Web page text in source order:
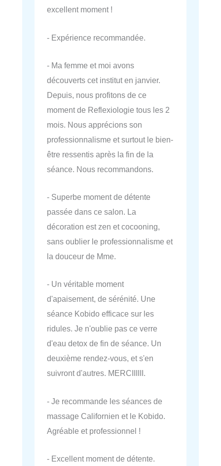
excellent moment !
- Expérience recommandée.
- Ma femme et moi avons
découverts cet institut en janvier.
Depuis, nous profitons de ce
moment de Reflexiologie tous les 2
mois. Nous apprécions son
professionnalisme et surtout le bien-
être ressentis après la fin de la
séance. Nous recommandons.
- Superbe moment de détente
passée dans ce salon. La
décoration est zen et cocooning,
sans oublier le professionnalisme et
la douceur de Mme.
- Un véritable moment
d'apaisement, de sérénité. Une
séance Kobido efficace sur les
ridules. Je n'oublie pas ce verre
d'eau detox de fin de séance. Un
deuxième rendez-vous, et s'en
suivront d'autres. MERCIIIIII.
- Je recommande les séances de
massage Californien et le Kobido.
Agréable et professionnel !
- Excellent moment de détente.